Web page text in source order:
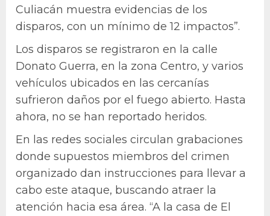
Culiacán muestra evidencias de los
disparos, con un mínimo de 12 impactos”.
Los disparos se registraron en la calle
Donato Guerra, en la zona Centro, y varios
vehículos ubicados en las cercanías
sufrieron daños por el fuego abierto. Hasta
ahora, no se han reportado heridos.
En las redes sociales circulan grabaciones
donde supuestos miembros del crimen
organizado dan instrucciones para llevar a
cabo este ataque, buscando atraer la
atención hacia esa área. “A la casa de El